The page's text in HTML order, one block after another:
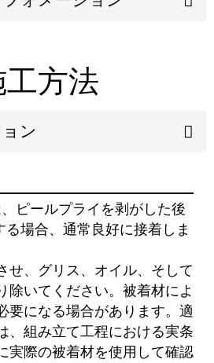
工方法
ン
、ピールプライを剥がした後
る場合、通常良好に接着しま
せ、グリス、オイル、そして
除いてください。被着材によ
要になる場合があります。適
、組み⽴て⼯程における実条
実際の被着材を使⽤して確認